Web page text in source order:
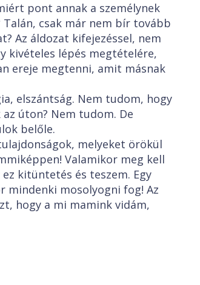
pont annak a személynek
csak már nem bír tovább
Az áldozat kifejezéssel, nem
lépés megtételére,
ereje megtenni, amit másnak
elszántság. Nem tudom, hogy
úton? Nem tudom. De
belőle.
melyeket örökül
Valamikor meg kell
kitüntetés és teszem. Egy
mindenki mosolyogni fog! Az
hogy a mi mamink vidám,